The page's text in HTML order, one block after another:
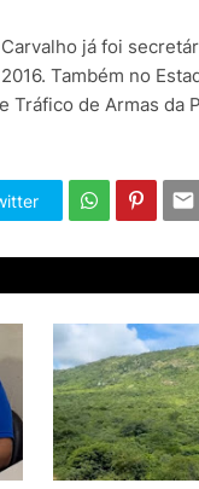
já foi
Também no
Tráfico de Armas da